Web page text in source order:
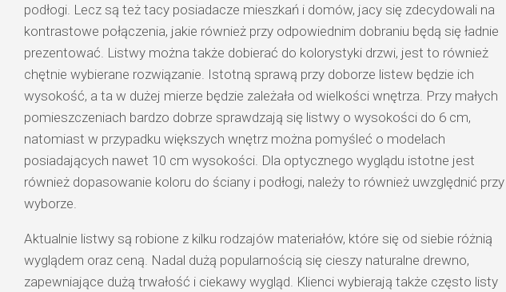
podłogi. Lecz są też tacy posiadacze mieszkań i domów, jacy się zdecydowali na
kontrastowe połączenia, jakie również przy odpowiednim dobraniu będą się ładnie
prezentować. Listwy można także dobierać do kolorystyki drzwi, jest to również
chętnie wybierane rozwiązanie. Istotną sprawą przy doborze listew będzie ich
wysokość, a ta w dużej mierze będzie zależała od wielkości wnętrza. Przy małych
pomieszczeniach bardzo dobrze sprawdzają się listwy o wysokości do 6 cm,
natomiast w przypadku większych wnętrz można pomyśleć o modelach
posiadających nawet 10 cm wysokości. Dla optycznego wyglądu istotne jest
również dopasowanie koloru do ściany i podłogi, należy to również uwzględnić przy
wyborze.
Aktualnie listwy są robione z kilku rodzajów materiałów, które się od siebie różnią
wyglądem oraz ceną. Nadal dużą popularnością się cieszy naturalne drewno,
zapewniające dużą trwałość i ciekawy wygląd. Klienci wybierają także często listy